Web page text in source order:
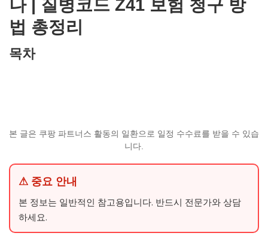
나 | 질병코드 Z41 보험 청구 방
법 총정리
목차
본 글은 쿠팡 파트너스 활동의 일환으로 일정 수수료를 받을 수 있습
니다.
⚠ 중요 안내
본 정보는 일반적인 참고용입니다. 반드시 전문가와 상담
하세요.